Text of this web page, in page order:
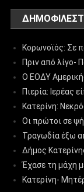
Κορωνοϊός: Σε
Πριν από λίγο-
Ο ΕΟΔΥ
Πιερία: Ιερέας
Κατερίνη:
Οι πρώτοι σε
Τραγωδία έξω
Δήμος
Έχασε τη μάχη
Κατερίνη-